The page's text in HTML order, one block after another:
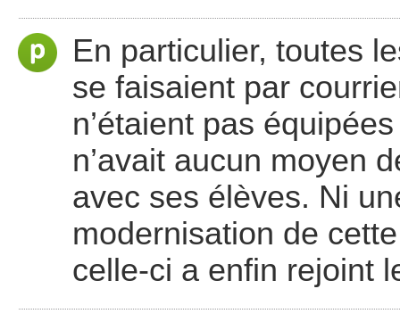
En particulier, toutes
se faisaient par
n’étaient pas
n’avait aucun moyen
avec ses élèves. Ni
modernisation de
celle-ci a enfin rejoint